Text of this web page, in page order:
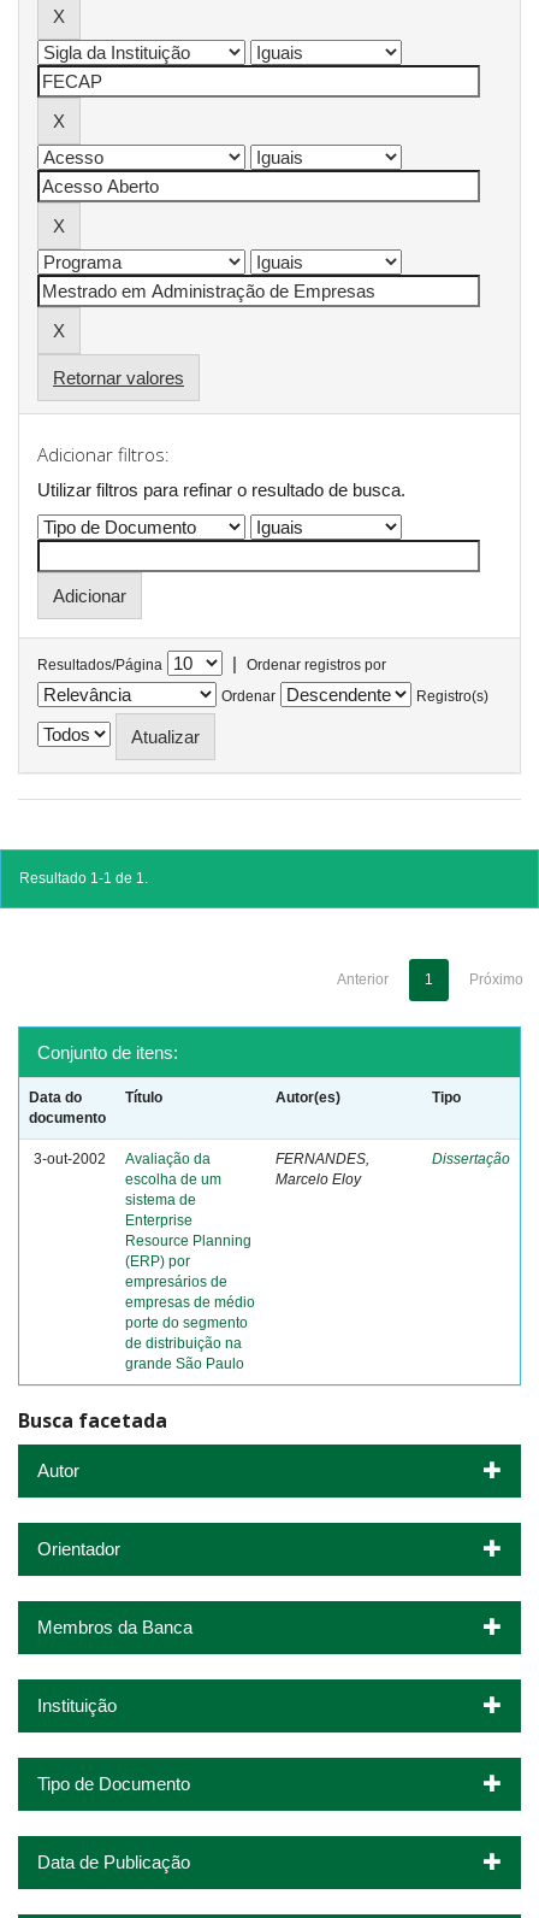
Retornar valores
Adicionar filtros:
Utilizar filtros para refinar o resultado de busca.
Resultados/Página |
Ordenar registros por
Ordenar
Registro(s)
Resultado 1-1 de 1.
Anterior 1 Próximo
Conjunto de itens:
Data do
documento
Título Autor(es) Tipo
3-out-2002
Avaliação da
escolha de um
sistema de
Enterprise
Resource Planning
(ERP) por
empresários de
empresas de médio
porte do segmento
de distribuição na
grande São Paulo
FERNANDES,
Marcelo Eloy
Dissertação
Busca facetada
Autor
Orientador
Membros da Banca
Instituição
Tipo de Documento
Data de Publicação